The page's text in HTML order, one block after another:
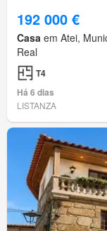
192 000 €
Casa em Atei,
Real
T4
Há 6 dias
LISTANZA